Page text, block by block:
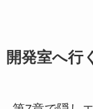
開発室へ行